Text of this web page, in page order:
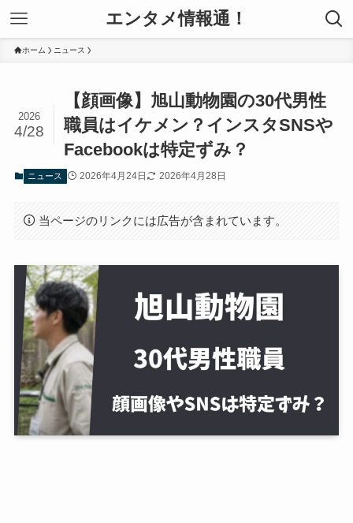
エンタメ情報通！
ホーム ニュース
【顔画像】旭山動物園の30代男性
職員はイケメン？インスタSNSや
Facebookは特定ずみ？
2026
4/28
ニュース 2026年4月24日 2026年4月28日
当ページのリンクには広告が含まれています。